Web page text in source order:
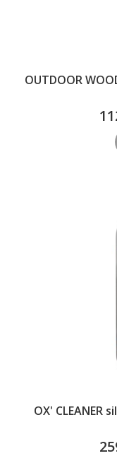
OUTDOOR
OX' CLEANER